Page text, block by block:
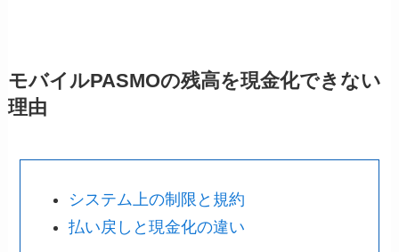
モバイルPASMOの残高を現金化できない
理由
システム上の制限と規約
払い戻しと現金化の違い